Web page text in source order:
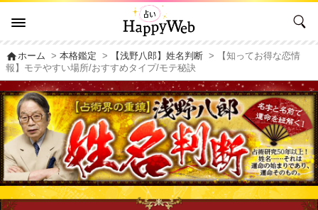
homeホーム >本格鑑定 > 【浅野八郎】姓名判断 > 【知ってお得な恋情
報】モテやすい場所/おすすめタイプ/モテ秘訣